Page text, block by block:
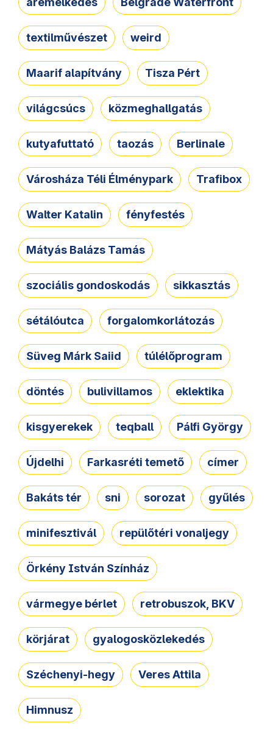
textilművészet weird
Maarif alapítvány Tisza Pért
világcsúcs közmeghallgatás
kutyafuttató taozás Berlinale
Városháza Téli Élménypark Trafibox
Walter Katalin fényfestés
Mátyás Balázs Tamás
szociális gondoskodás sikkasztás
sétálóutca forgalomkorlátozás
Süveg Márk Saiid túlélőprogram
döntés bulivillamos eklektika
kisgyerekek teqball Pálfi György
Újdelhi Farkasréti temető címer
Bakáts tér sni sorozat gyűlés
minifesztivál repülőtéri vonaljegy
Örkény István Színház
vármegye bérlet retrobuszok, BKV
körjárat gyalogosközlekedés
Széchenyi-hegy Veres Attila
Himnusz